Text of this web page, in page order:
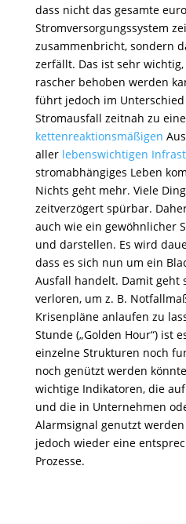
dass nicht das gesamte
Stromversorgungssystem
zusammenbricht, sondern
zerfällt. Das ist sehr
rascher behoben werden
führt jedoch im
Stromausfall zeitnah zu
kettenreaktionsmäßigen
aller lebenswichtigen
stromabhängiges Leben
Nichts geht mehr. Viele
zeitverzögert spürbar.
auch wie ein gewöhnlicher
und darstellen. Es wird
dass es sich nun um ein
Ausfall handelt. Damit geht
verloren, um z. B.
Krisenpläne anlaufen zu
Stunde („Golden Hour“) ist
einzelne Strukturen noch
noch genützt werden
wichtige Indikatoren, die
und die in Unternehmen
Alarmsignal genutzt
jedoch wieder eine
Prozesse.